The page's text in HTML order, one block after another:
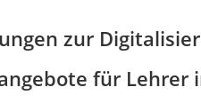
zur
für Lehrer